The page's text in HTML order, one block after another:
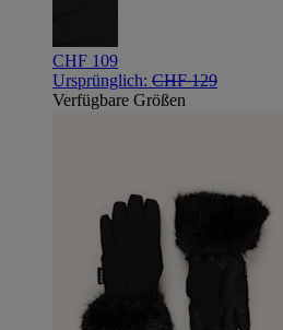
CHF 109
Ursprünglich: CHF 129
Verfügbare Größen